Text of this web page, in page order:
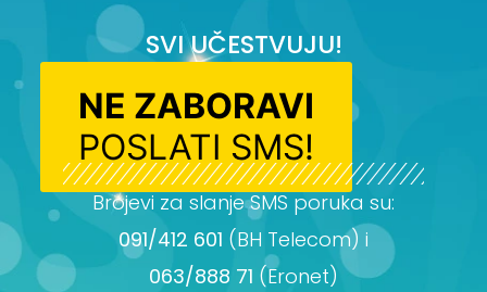
SVI UČESTVUJU!
NE ZABORAVI
POSLATI SMS!
Brojevi za slanje SMS poruka su:
091/412 601 (BH Telecom) i
063/888 71 (Eronet)